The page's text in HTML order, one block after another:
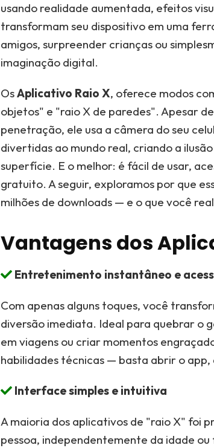
usando realidade aumentada, efeitos
transformam seu dispositivo em uma
amigos, surpreender crianças ou
imaginação digital.
OsAplicativo Raio X, oferece modos
objetos" e "raio X de paredes". Apesar
penetração, ele usa a câmera do seu
divertidas ao mundo real, criando a
superfície. E o melhor: é fácil de usar,
gratuito. A seguir, exploramos por que
milhões de downloads — e o que você
Vantagens dos
Entretenimento instantâneo e
Com apenas alguns toques, você
diversão imediata. Ideal para quebrar o
em viagens ou criar momentos
habilidades técnicas — basta abrir o
Interface simples e intuitiva
A maioria dos aplicativos de "raio X" foi
pessoa, independentemente da idade